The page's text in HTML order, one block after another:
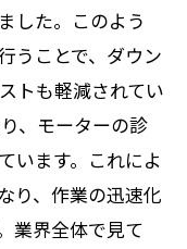
した。このよう
うことで、ダウン
トも軽減されてい
、モーターの診
います。これによ
り、作業の迅速化
業界全体で見て